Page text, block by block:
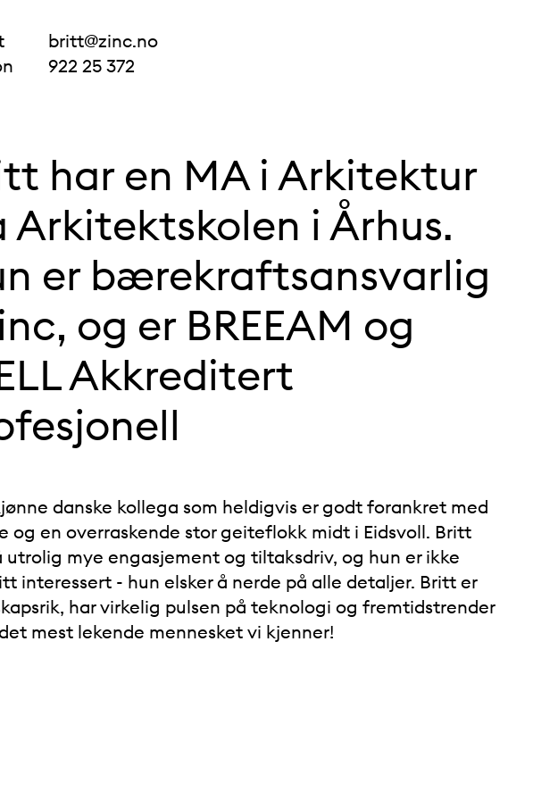
infobritt@zinc.no
922 25 372
har en MA i Arkitektur
Arkitektskolen i Århus.
er bærekraftsansvarlig
og er BREEAM og
Akkreditert
danske kollega som heldigvis er godt forankret med
og en overraskende stor geiteflokk midt i Eidsvoll. Britt
utrolig mye engasjement og tiltaksdriv, og hun er ikke
interessert - hun elsker å nerde på alle detaljer. Britt er
har virkelig pulsen på teknologi og fremtidstrender
mest lekende mennesket vi kjenner!